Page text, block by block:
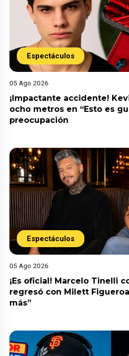
Espectáculos
05 Ago 2026
¡Impactante accidente!
ocho metros en “Esto es
preocupación
Espectáculos
05 Ago 2026
¡Es oficial! Marcelo Tinelli
regresó con Milett
más”